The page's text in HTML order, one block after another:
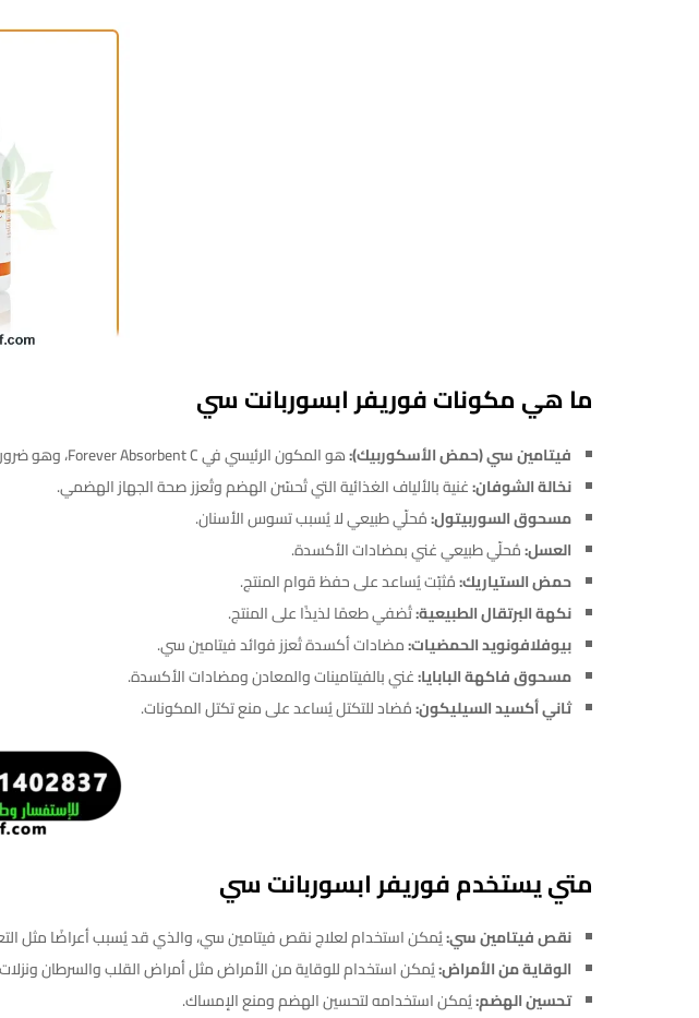
ما هي مكونات فوريفر ابسوربانت سي
فيتامين سي (حمض الأسكوربيك):هو المكون الرئيسي في Forever Absorbent C، وهو ضروري لصحة جيدة.
نخالة الشوفان:غنية بالألياف الغذائية التي تُحسّن الهضم وتُعزز صحة الجهاز الهضمي.
مسحوق السوربيتول:مُحلّي طبيعي لا يُسبب تسوس الأسنان.
العسل:مُحلّي طبيعي غني بمضادات الأكسدة.
حمض الستياريك:مُثبّت يُساعد على حفظ قوام المنتج.
نكهة البرتقال الطبيعية:تُضفي طعمًا لذيذًا على المنتج.
بيوفلافونويد الحمضيات:مضادات أكسدة تُعزز فوائد فيتامين سي.
مسحوق فاكهة البابايا:غني بالفيتامينات والمعادن ومضادات الأكسدة.
ثاني أكسيد السيليكون:مُضاد للتكتل يُساعد على منع تكتل المكونات.
متي يستخدم فوريفر ابسوربانت سي
نقص فيتامين سي:يُمكن استخدام لعلاج نقص فيتامين سي، والذي قد يُسبب أعراضًا مثل
الوقاية من الأمراض:يُمكن استخدام للوقاية من الأمراض مثل أمراض القلب والسرطان ونزلات
تحسين الهضم:يُمكن استخدامه لتحسين الهضم ومنع الإمساك.